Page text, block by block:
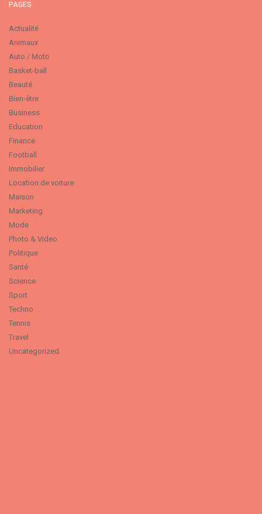
PAGES
Actualité
Animaux
Auto / Moto
Basket-ball
Beauté
Bien-être
Business
Education
Finance
Football
Immobilier
Location de voiture
Maison
Marketing
Mode
Photo & Video
Politique
Santé
Science
Sport
Techno
Tennis
Travel
Uncategorized